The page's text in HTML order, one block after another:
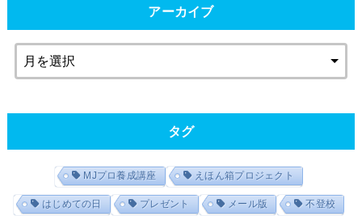
アーカイブ
タグ
MJプロ養成講座 えほん箱プロジェクト
はじめての日 プレゼント メール版 不登校